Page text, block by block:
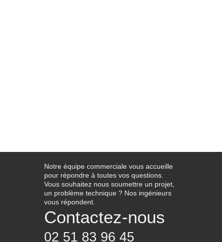
Notre équipe commerciale vous accueille
pour répondre à toutes vos questions.
Vous souhaitez nous soumettre un projet,
un problème technique ? Nos ingénieurs
vous répondent.
Contactez-nous
02 51 83 96 45